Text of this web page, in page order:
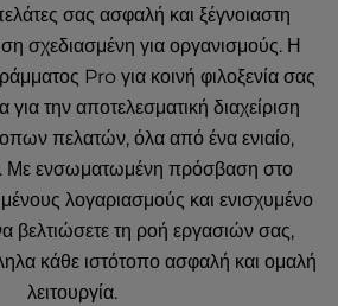
σας ασφαλή και ξέγνοιαστη
σχεδιασμένη για οργανισμούς. Η
Pro για κοινή φιλοξενία σας
για την αποτελεσματική διαχείριση
πελατών, όλα από ένα ενιαίο,
Με ενσωματωμένη πρόσβαση στο
λογαριασμούς και ενισχυμένο
βελτιώσετε τη ροή εργασιών σας,
κάθε ιστότοπο ασφαλή και ομαλή
λειτουργία.